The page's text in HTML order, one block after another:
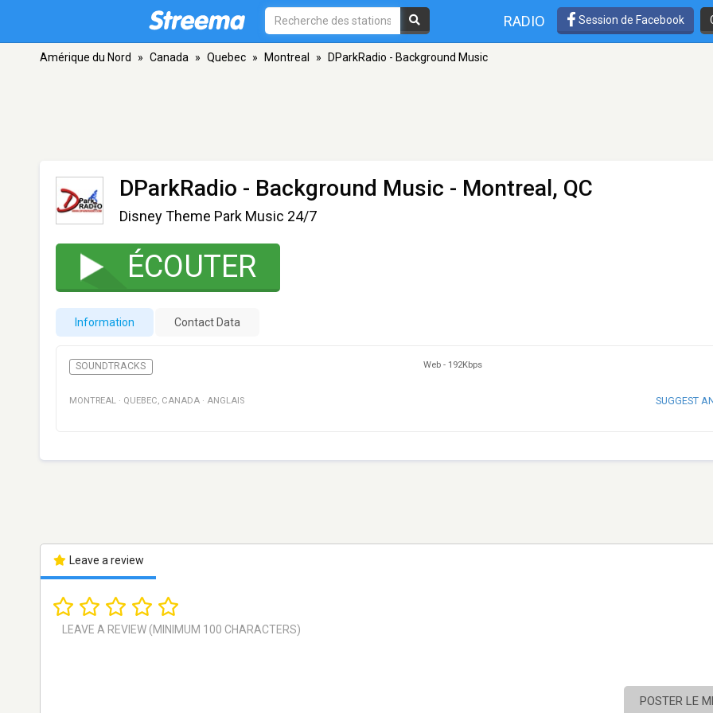
RADIO Session de Facebook
Amérique du Nord » Canada » Quebec » Montreal » DParkRadio - Background Music
DParkRadio - Background Music - Montreal, QC
Disney Theme Park Music 24/7
ÉCOUTER
Information Contact Data
SOUNDTRACKS Web - 192Kbps
MONTREAL · QUEBEC, CANADA · ANGLAIS SUGGEST
Leave a review
POSTER LE